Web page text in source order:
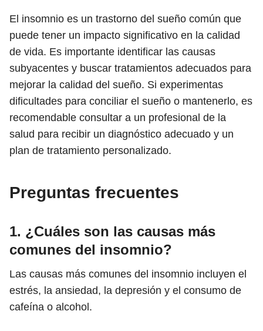
El insomnio es un trastorno del sueño común que
puede tener un impacto significativo en la calidad
de vida. Es importante identificar las causas
subyacentes y buscar tratamientos adecuados para
mejorar la calidad del sueño. Si experimentas
dificultades para conciliar el sueño o mantenerlo, es
recomendable consultar a un profesional de la
salud para recibir un diagnóstico adecuado y un
plan de tratamiento personalizado.
Preguntas frecuentes
1. ¿Cuáles son las causas más
comunes del insomnio?
Las causas más comunes del insomnio incluyen el
estrés, la ansiedad, la depresión y el consumo de
cafeína o alcohol.